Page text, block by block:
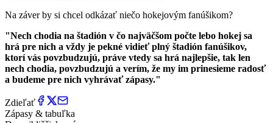
Na záver by si chcel odkázať niečo hokejovým fanúšikom?
"Nech chodia na štadión v čo najväčšom počte lebo hokej sa
hrá pre nich a vždy je pekné vidieť plný štadión fanúšikov,
ktorí vás povzbudzujú, práve vtedy sa hrá najlepšie, tak len
nech chodia, povzbudzujú a verím, že my im prinesieme radosť
a budeme pre nich vyhrávať zápasy."
Zdieľať
Zápasy & tabuľka